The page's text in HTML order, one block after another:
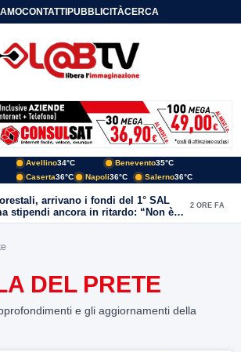
CONTATTIPUBBLICITÀCERCA
Avellino34°C Benevento35°C
Caserta36°C Napoli36°C Salerno36°C
arrivano i fondi del 1° SAL
stipendi ancora in ritardo: “Non è
sostenibile”
2 ORE FA
DEL PRETE
e gli aggiornamenti della